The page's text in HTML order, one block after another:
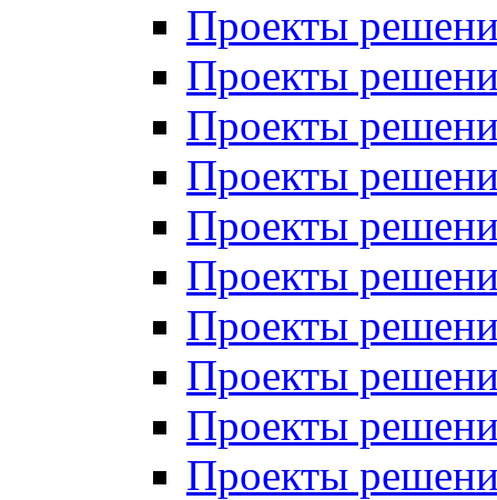
Проекты
Проекты
Проекты
Проекты
Проекты
Проекты
Проекты
Проекты
Проекты
Проекты